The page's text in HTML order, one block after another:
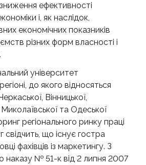
ефективності
і, як наслідок,
економічних показників
різних форм власності і
університет
до якого відносяться
Вінницької,
Миколаївської та Одеської
регіонального ринку праці
свідчить, що існує гостра
фахівців із маркетингу. З
наказу № 51-к від 2 липня 2007